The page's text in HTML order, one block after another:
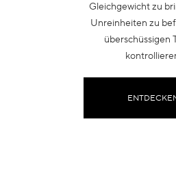
Gleichgewicht zu
Unreinheiten zu
überschüssigen